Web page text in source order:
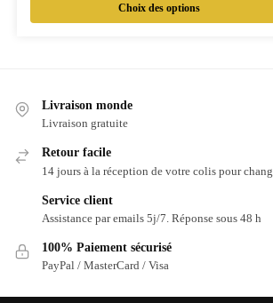
Choix des options
Livraison monde
Livraison gratuite
Retour facile
14 jours à la réception de votre colis pour
Service client
Assistance par emails 5j/7. Réponse sous 48 h
100% Paiement sécurisé
PayPal / MasterCard / Visa